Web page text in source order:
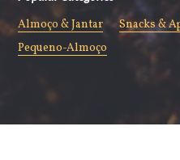
Almoço & Jantar Snacks &
Pequeno-Almoço